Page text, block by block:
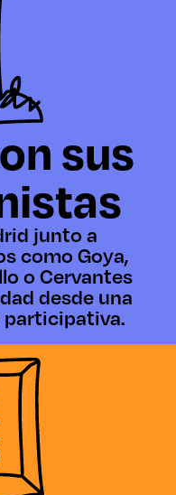
sus
junto a
como Goya,
o Cervantes
desde una
participativa.